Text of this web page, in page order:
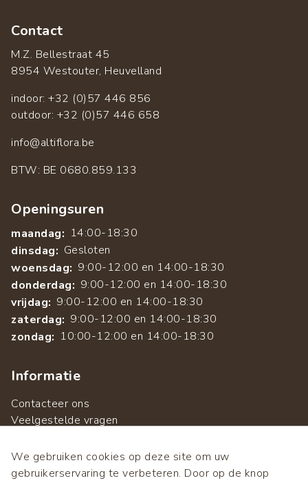
Contact
M.Z. Bellestraat 45
8954 Westouter, Heuvelland
indoor: +32 (0)57 446 856
outdoor: +32 (0)57 446 658
info@altiflora.be
​BTW: BE 0680.859.133
Openingsuren
maandag: 14:00-18:30
dinsdag: Gesloten
woensdag: 9:00-12:00 en 14:00-18:30
donderdag: 9:00-12:00 en 14:00-18:30
vrijdag: 9:00-12:00 en 14:00-18:30
zaterdag: 9:00-12:00 en 14:00-18:30
zondag: 10:00-12:00 en 14:00-18:30
Informatie
Contacteer ons
Veelgestelde vragen
Algemene verkoopsvoorwaarden
Privacybeleid
We gebruiken cookies op deze site om uw
gebruikerservaring te verbeteren. Door op de knop